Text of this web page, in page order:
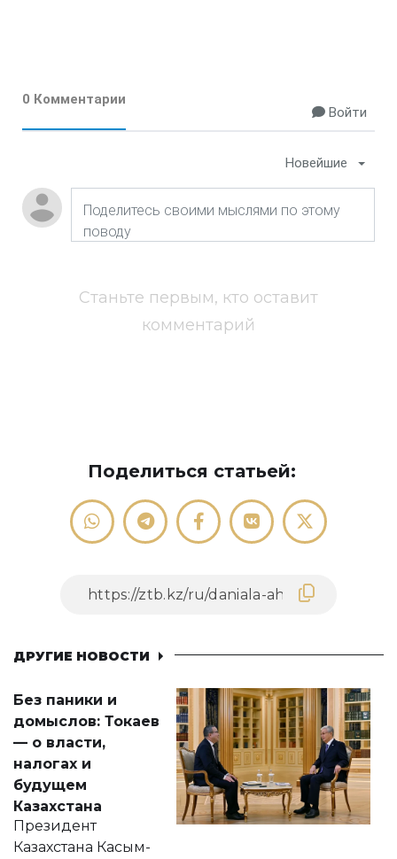
0 Комментарии
Войти
Новейшие
Станьте первым, кто оставит
комментарий
Поделиться статьей:
ДРУГИЕ НОВОСТИ
Без паники и
домыслов: Токаев
— о власти,
налогах и
будущем
Казахстана
Президент
Казахстана Касым-